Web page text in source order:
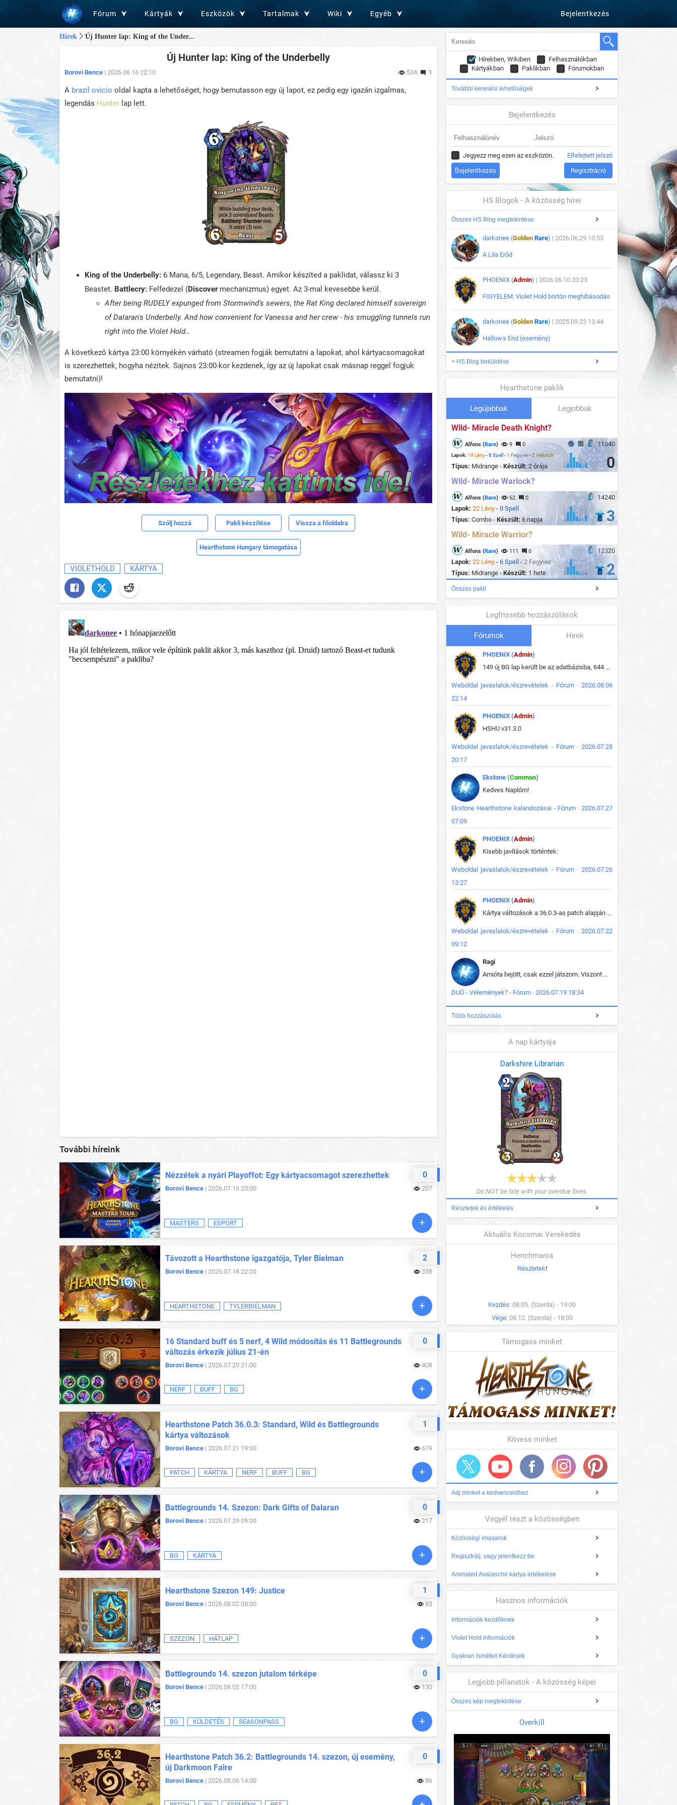
Fórum Kártyák Eszközök Tartalmak Wiki Egyéb Bejelentkezés
Hírek Új Hunter lap: King of the Under...
Új Hunter lap: King of the Underbelly
Borovi Bence | 2026.06.16 22:10 534 1
A brazil ovicio oldal kapta a lehetőséget, hogy bemutasson egy új lapot, ez pedig egy igazán izgalmas,
legendás Hunter lap lett.
King of the Underbelly: 6 Mana, 6/5, Legendary, Beast. Amikor készíted a paklidat, válassz ki 3
Beastet. Battlecry: Felfedezel (Discovermechanizmus) egyet. Az 3-mal kevesebbe kerül.
After being RUDELY expunged from Stormwind's sewers, the Rat King declared himself sovereign
of Dalaran's Underbelly. And how convenient for Vanessa and her crew - his smuggling tunnels run
right into the Violet Hold…
A következő kártya 23:00 környékén várható (streamen fogják bemutatni a lapokat, ahol kártyacsomagokat
is szerezhettek, hogyha nézitek. Sajnos 23:00-kor kezdenek, így az új lapokat csak másnap reggel fogjuk
bemutatni)!
Szólj hozzá Pakli készítése Vissza a főoldalra
Hearthstone Hungary támogatása
VIOLETHOLD KÁRTYA
További híreink
0
Nézzétek a nyári Playoffot: Egy kártyacsomagot szerezhettek
Borovi Bence | 2026.07.16 23:00 207
MASTERS ESPORT
2
Távozott a Hearthstone igazgatója, Tyler Bielman
Borovi Bence | 2026.07.18 22:00 358
HEARTHSTONE TYLERBIELMAN
0
16 Standard buff és 5 nerf, 4 Wild módosítás és 11 Battlegrounds
változás érkezik július 21-én
Borovi Bence | 2026.07.20 21:00 408
NERF BUFF BG
1
Hearthstone Patch 36.0.3: Standard, Wild és Battlegrounds
kártya változások
Borovi Bence | 2026.07.21 19:00 679
PATCH KÁRTYA NERF BUFF BG
0
Battlegrounds 14. Szezon: Dark Gifts of Dalaran
Borovi Bence | 2026.07.29 09:00 217
BG KÁRTYA
1
Hearthstone Szezon 149: Justice
Borovi Bence | 2026.08.02 08:00 83
SZEZON HÁTLAP
0
Battlegrounds 14. szezon jutalom térképe
Borovi Bence | 2026.08.02 17:00 130
BG KÜLDETÉS SEASONPASS
0
Hearthstone Patch 36.2: Battlegrounds 14. szezon, új esemény,
új Darkmoon Faire
Borovi Bence | 2026.08.06 14:00 86
Hírekben, Wikiben
Felhasználókban
Kártyákban
Paklikban Fórumokban
További keresési lehetőségek
Bejelentkezés
Jegyezz meg ezen az eszközön. Elfelejtett jelszó
Regisztráció
HS Blogok - A közösség hírei
Összes HS Blog megtekintése
darkonee (Golden Rare) | 2026.06.29 10:53
A Lila Erőd
PHOENIX (Admin) | 2026.06.10 20:23
FIGYELEM: Violet Hold börtön meghibásodás
darkonee (Golden Rare) | 2025.09.23 13:44
Hallow's End (esemény)
+ HS Blog beküldése
Hearthstone paklik
Legújabbak Legjobbak
Wild- Miracle Death Knight?
11840
Alfons (Rare) 9 0
Lapok: 19 Lény-8 Spell - 1 Fegyver-2 Helyszín
Típus: Midrange - Készült: 2 órája 0
Wild- Miracle Warlock?
14240
Alfons (Rare) 62 0
Lapok: 22 Lény - 8 Spell
Típus: Combo - Készült: 6 napja 3
Wild- Miracle Warrior?
12320
Alfons (Rare) 111 0
Lapok: 22 Lény - 6 Spell - 2 Fegyver
Típus: Midrange - Készült: 1 hete 2
Összes pakli
Legfrissebb hozzászólások
Fórumok Hirek
PHOENIX (Admin)
149 új BG lap került be az adatbázisba, 644 db meglévő BG lap módosult, bekerültek az új képek a megváltozott lapokhoz is.
Weboldal javaslatok/észrevételek - Fórum · 2026.08.06
22:14
PHOENIX (Admin)
HSHU v31.3.0
Weboldal javaslatok/észrevételek - Fórum · 2026.07.28
20:17
Ekstone (Common)
Kedves Naplóm!
Ekstone Hearthstone kalandozásai - Fórum · 2026.07.27
07:09
PHOENIX (Admin)
Kisebb javítások történtek:
Weboldal javaslatok/észrevételek - Fórum · 2026.07.26
13:27
PHOENIX (Admin)
Kártya változások a 36.0.3-as patch alapján frissítve az adatbázisban (képek is cserélve).
Weboldal javaslatok/észrevételek - Fórum · 2026.07.22
09:12
Ragi
Amióta bejött, csak ezzel játszom. Viszont mint minden más - akár az alapjáték is, ez is baromira összetett lett. Néha már pár kör után is esélytelen az egész. Vagy irreállisan túltápol valaki, vagy lelép a partner, vagy csak hülye mint a segg. És amikor eljönne az én időm, na akkor jön el mindenki másé is. Engem jobban érdekelne, hogy ki milyen ratingen szokott játszani. Na ez lenne egy érdekes adat.
DUÓ - Vélemények? - Fórum · 2026.07.19 18:34
Több hozzászólás
A nap kártyája
Darkshire Librarian
Do NOT be late with your overdue fines.
Részletek és értékelés
Aktuális Kocsmai Verekedés
Henchmania
Részletek!
Kezdés: 08.05. (Szerda) - 19:00
Vége: 08.12. (Szerda) - 18:00
Támogass minket
Kövess minket
Adj minket a kedvenceidhez
Vegyél részt a közösségben
Közösségi imasarok
Regisztrálj, vagy jelentkezz be
Animated Avalanche kártya értékelése
Hasznos információk
Információk kezdőknek
Violet Hold információk
Gyakran Ismételt Kérdések
Legjobb pillanatok - A közösség képei
Összes kép megtekintése
Overkill